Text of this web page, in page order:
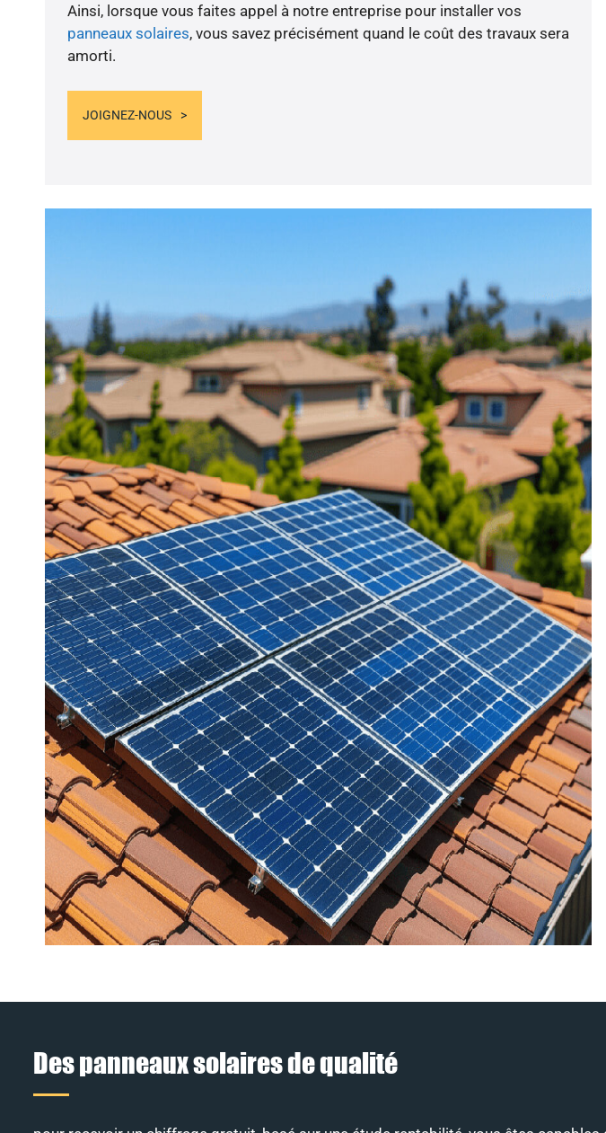
Ainsi, lorsque vous faites appel à notre entreprise pour installer vos
panneaux solaires, vous savez précisément quand le coût des travaux sera
amorti.
JOIGNEZ-NOUS
Des panneaux solaires de qualité